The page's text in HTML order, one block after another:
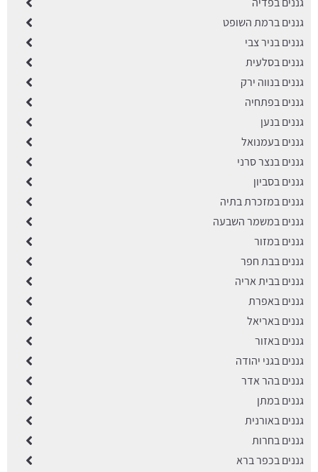
גננים ברמת השופט
גננים בניר צבי
גננים בסלעית
גננים בנווה ירק
גננים בפתחיה
גננים בנען
גננים בעמנואל
גננים בנצר סרני
גננים בסביון
גננים במזכרת בתיה
גננים במשמר השבעה
גננים במזור
גננים בבת חפר
גננים בבית אריה
גננים באפרת
גננים באריאל
גננים באזור
גננים בגני יהודה
גננים בהר אדר
גננים במתן
גננים באורנית
גננים בחרות
גננים בכפר ברא